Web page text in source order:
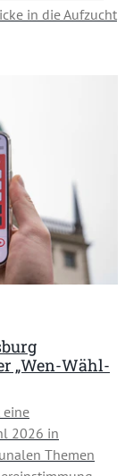
in die Aufzucht
„Wen-Wähl-
eine
2026 in
Themen